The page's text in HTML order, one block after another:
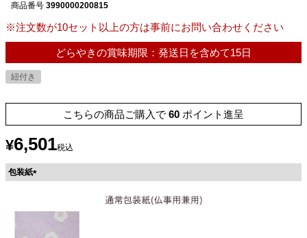
商品番号 3990000200815
※注文数が10セット以上の方は事前にお問い合わせください
どらやきの賞味期限：発送日を含めて15日
紐付き
こちらの商品ご購入で 60 ポイント進呈
¥6,501税込
包装紙
須